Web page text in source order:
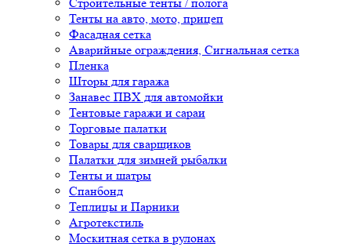
Тенты на авто, мото, прицеп
Фасадная сетка
Аварийные ограждения, Сигнальная сетка
Пленка
Шторы для гаража
Занавес ПВХ для автомойки
Тентовые гаражи и сараи
Торговые палатки
Товары для сварщиков
Палатки для зимней рыбалки
Тенты и шатры
Спанбонд
Теплицы и Парники
Агротекстиль
Москитная сетка в рулонах